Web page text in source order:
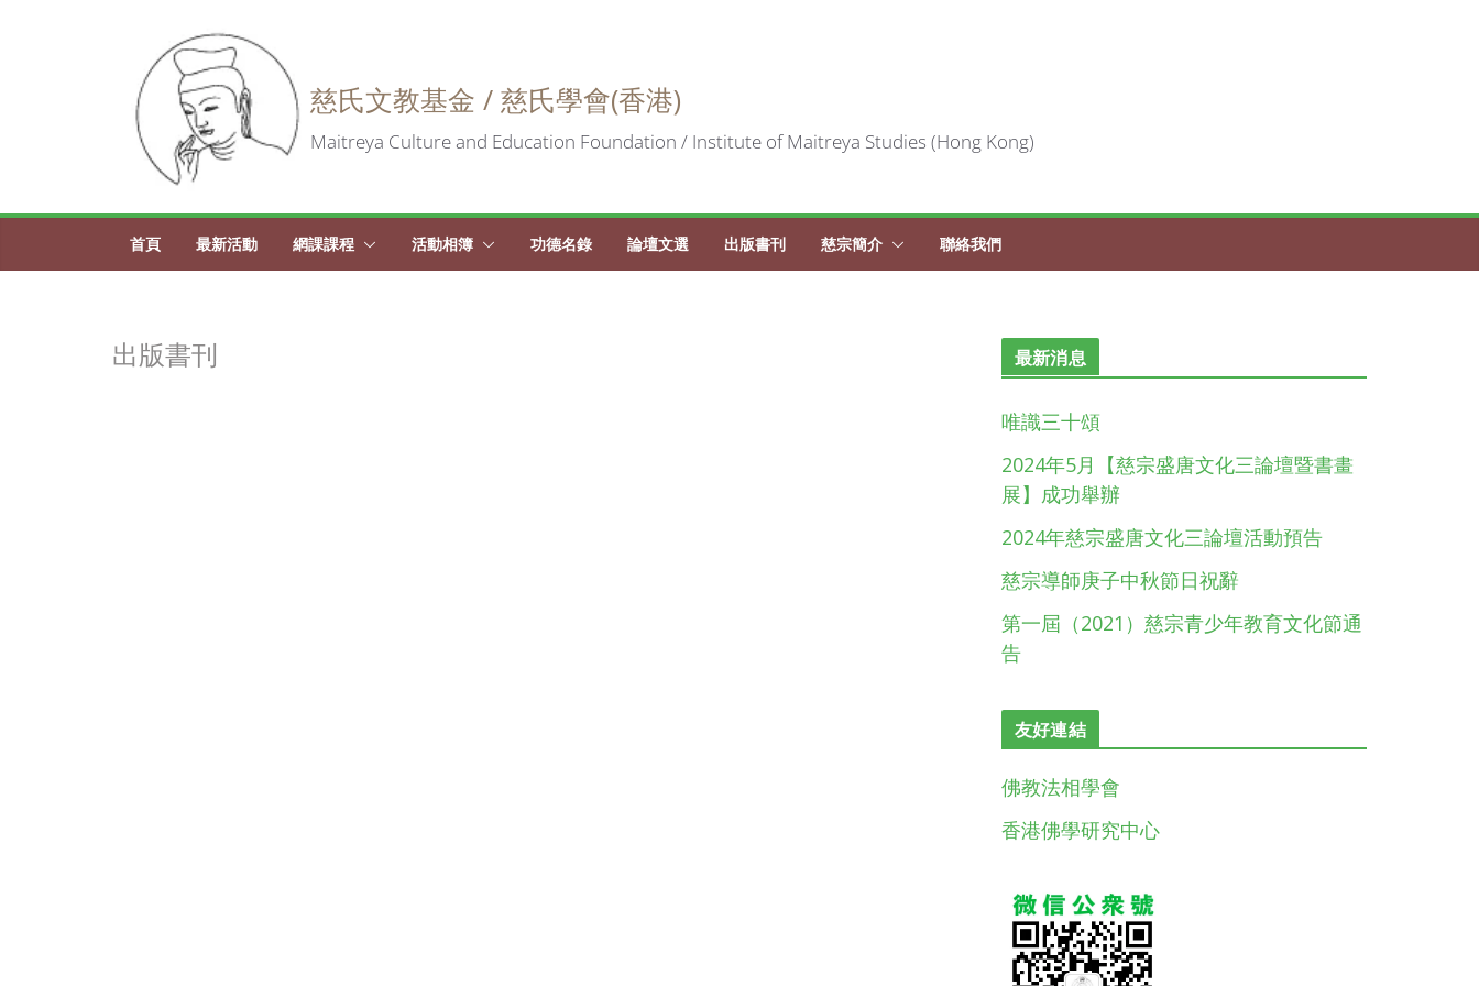
慈氏文教基金 / 慈氏學會(香港)
Maitreya Culture and Education Foundation / Institute of Maitreya Studies (Hong Kong)
首頁 最新活動 網課課程 活動相簿 功德名錄 論壇文選 出版書刊 慈宗簡介 聯絡我們
出版書刊 最新消息
唯識三十頌
2024年5月【慈宗盛唐文化三論壇暨書畫
展】成功舉辦
2024年慈宗盛唐文化三論壇活動預告
慈宗導師庚子中秋節日祝辭
第一屆（2021）慈宗青少年教育文化節通
告
友好連結
佛教法相學會
香港佛學研究中心